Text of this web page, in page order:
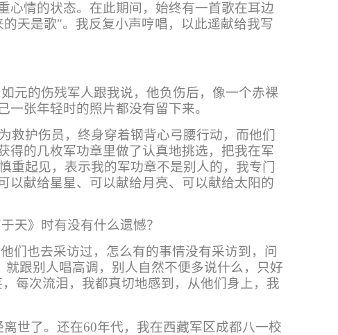
心情的状态。在此期间，始终有一首歌在耳边
天是歌"。我反复小声哼唱，以此遥献给我写
元的伤残军人跟我说，他负伤后，像一个赤裸
张年轻时的照片都没有留下来。
救护伤员，终身穿着钢背心弓腰行动，而他们
得的几枚军功章里做了认真地挑选，把我在军
重起见，表示我的军功章不是别人的，我专门
以献给星星、可以献给月亮、可以献给太阳的
天》时有没有什么遗憾？
们也去采访过，怎么有的事情没有采访到，问
跟别人唱高调，别人自然不便多说什么，只好
每次流泪，我都真切地感到，从他们身上，我
世了。还在60年代，我在西藏军区成都八一校